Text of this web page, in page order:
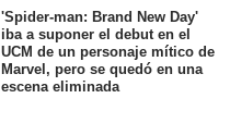
'Spider-man: Brand New Day'
iba a suponer el debut en el
UCM de un personaje mítico de
Marvel, pero se quedó en una
escena eliminada